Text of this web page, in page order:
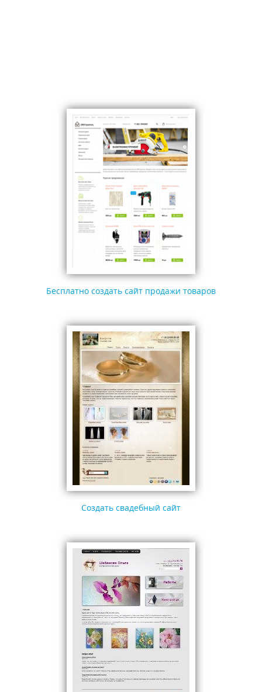
Бесплатно создать сайт продажи товаров
Создать свадебный сайт